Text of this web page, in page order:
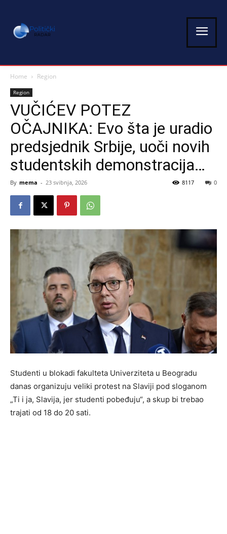
Home Region
Region
VUČIĆEV POTEZ
OČAJNIKA: Evo šta je uradio
predsjednik Srbije, uoči novih
studentskih demonstracija…
By mema - 23 svibnja, 2026 0
8117
Studenti u blokadi fakulteta Univerziteta u Beogradu
danas organizuju veliki protest na Slaviji pod sloganom
„Ti i ja, Slavija, jer studenti pobeđuju“, a skup bi trebao
trajati od 18 do 20 sati.